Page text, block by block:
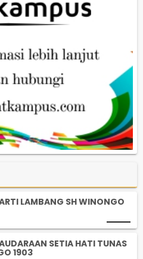
LAMBANG SH WINONGO
SETIA HATI TUNAS
1903